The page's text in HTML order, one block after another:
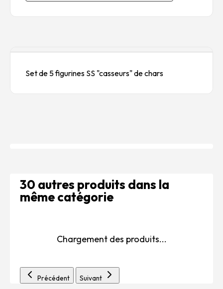
Set de 5 figurines SS "casseurs" de chars
30 autres produits dans la
même catégorie
Chargement des produits...
Précédent Suivant